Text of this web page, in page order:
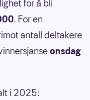
for å bli
. For en
antall deltakere
onsdag
i 2025: